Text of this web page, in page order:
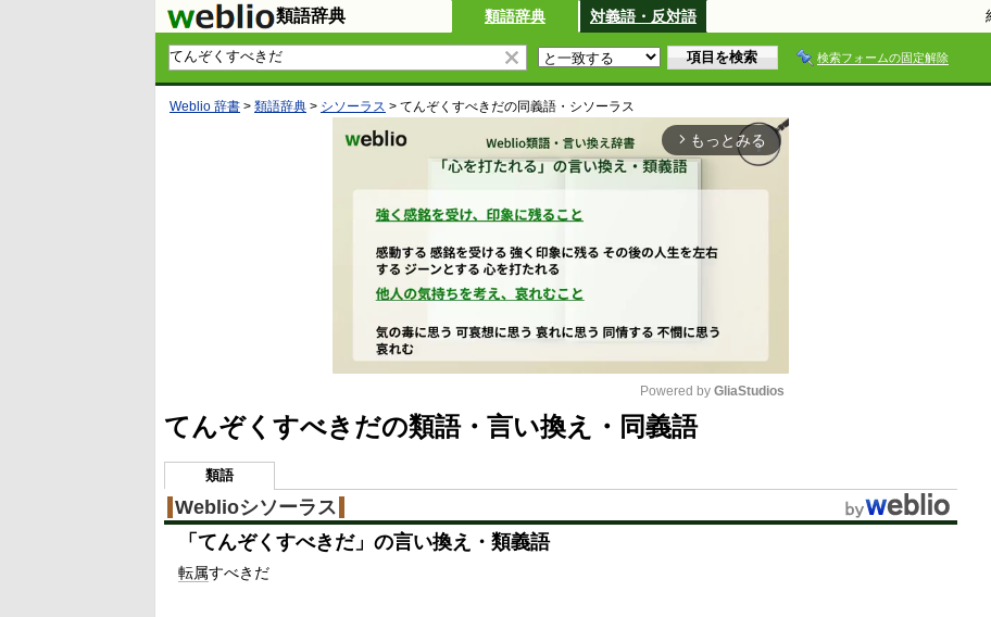
類語辞典 類語辞典 対義語・反対語
検索フォームの固定解除
Weblio 辞書 > 類語辞典 > シソーラス > てんぞくすべきだの同義語・シソーラス
arrow_forward_ios もっとみる
Powered by GliaStudios
てんぞくすべきだの類語・言い換え・同義語
類語
Weblioシソーラス
「 てんぞくすべきだ」の言い換え・類義語
転属すべきだ